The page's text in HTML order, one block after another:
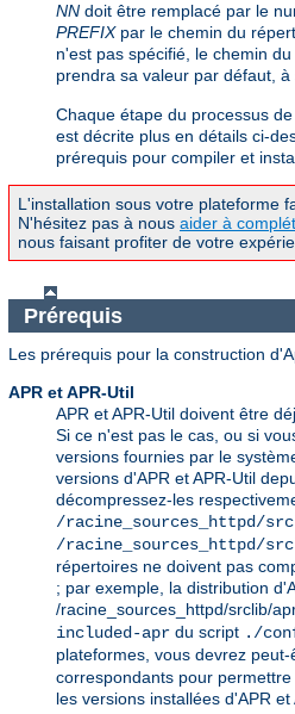
NN doit être remplacé par le
PREFIXpar le chemin du
n'est pas spécifié, le chemin
prendra sa valeur par défaut, à
Chaque étape du processus
est décrite plus en détails ci-
prérequis pour compiler et
L'installation sous votre plateforme
N'hésitez pas à nous aider à
nous faisant profiter de votre
Prérequis
Les prérequis pour la construction
APR et APR-Util
APR et APR-Util doivent être
Si ce n'est pas le cas, ou si
versions fournies par le
versions d'APR et APR-Util
décompressez-les
/racine_sources_httpd/
/racine_sources_httpd/
répertoires ne doivent pas
; par exemple, la distribution
/racine_sources_httpd/srclib/
included-apr du script ./
plateformes, vous devrez
correspondants pour
les versions installées d'APR et